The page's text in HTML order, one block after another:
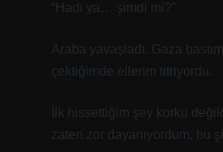
“Hadi ya… şimdi mi?”
Araba yavaşladı. Gaza
çektiğimde ellerim titriyordu.
İlk hissettiğim şey korku
zaten zor dayanıyordum, bu